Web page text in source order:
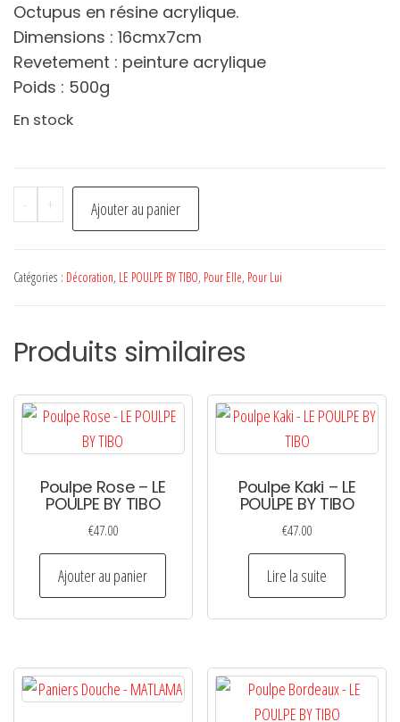
Octupus en résine acrylique.
Dimensions : 16cmx7cm
Revetement : peinture acrylique
Poids : 500g
En stock
-
quantité
de
Blanc
POULPE
TIBO
+ Ajouter au panier
Catégories : Décoration, LE POULPE BY TIBO, Pour Elle, Pour Lui
Produits similaires
Poulpe Rose – LE
POULPE BY TIBO
€47.00
Ajouter au panier
Poulpe Kaki – LE
POULPE BY TIBO
€47.00
Lire la suite